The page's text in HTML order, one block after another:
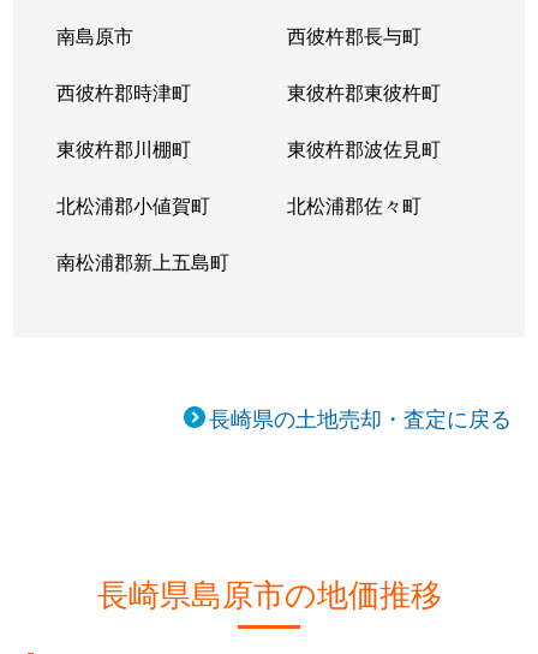
南島原市 西彼杵郡長与町
西彼杵郡時津町 東彼杵郡東彼杵町
東彼杵郡川棚町 東彼杵郡波佐見町
北松浦郡小値賀町 北松浦郡佐々町
南松浦郡新上五島町
長崎県の土地売却・査定に戻る
長崎県島原市の地価推移